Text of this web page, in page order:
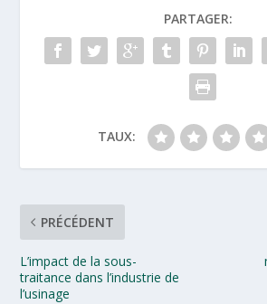
PARTAGER:
TAUX:
PRÉCÉDENT
L’impact de la sous-
traitance dans l’industrie de
l’usinage